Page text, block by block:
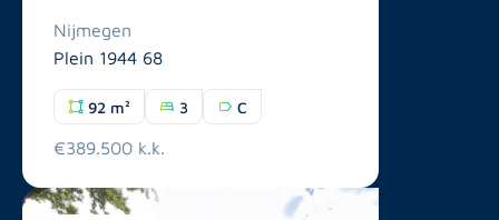
Nijmegen
Plein 1944 68
92 m² 3 C
€389.500 k.k.